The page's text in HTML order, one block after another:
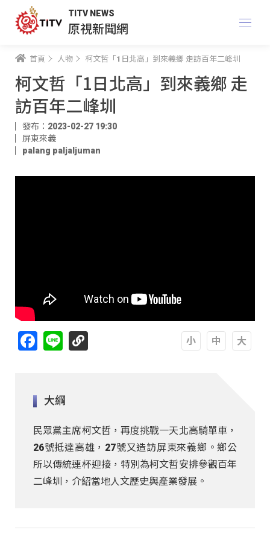
TITV NEWS
原視新聞網
首頁 人物 柯文哲「1日北高」到來義鄉 走訪百年二峰圳
柯文哲「1日北高」到來義鄉 走
訪百年二峰圳
發布：2023-02-27 19:30
屏東來義
palang paljaljuman
Facebook
Line
大綱
民眾黨主席柯文哲，再度挑戰一天北高騎單車，
26號抵達高雄，27號又造訪屏東來義鄉。鄉公
所以傳統連杯迎接，特別為柯文哲安排參觀百年
二峰圳，介紹當地人文歷史與產業發展。